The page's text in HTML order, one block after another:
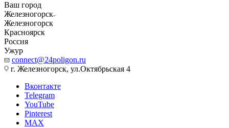
Ваш город
Железногорск
Железногорск
Красноярск
Россия
Ужур
connect@24poligon.ru
г. Железногорск, ул.Октябрьская 4
Вконтакте
Telegram
YouTube
Pinterest
MAX